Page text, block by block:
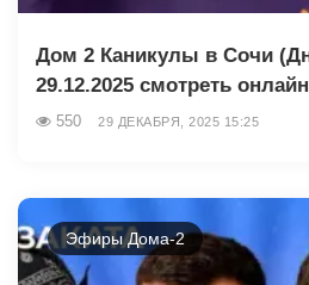
Дом 2 Каникулы в Сочи
29.12.2025 смотреть онлайн
550 29 ДЕКАБРЯ, 2025 15:25
Эфиры Дома-2